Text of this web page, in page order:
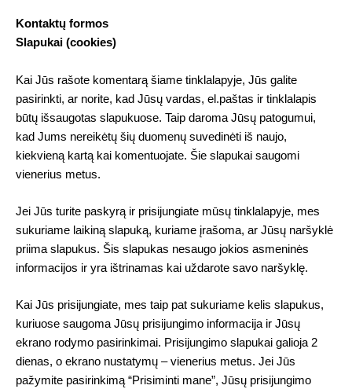
Kontaktų formos
Slapukai (cookies)
Kai Jūs rašote komentarą šiame tinklalapyje, Jūs galite
pasirinkti, ar norite, kad Jūsų vardas, el.paštas ir tinklalapis
būtų išsaugotas slapukuose. Taip daroma Jūsų patogumui,
kad Jums nereikėtų šių duomenų suvedinėti iš naujo,
kiekvieną kartą kai komentuojate. Šie slapukai saugomi
vienerius metus.
Jei Jūs turite paskyrą ir prisijungiate mūsų tinklalapyje, mes
sukuriame laikiną slapuką, kuriame įrašoma, ar Jūsų naršyklė
priima slapukus. Šis slapukas nesaugo jokios asmeninės
informacijos ir yra ištrinamas kai uždarote savo naršyklę.
Kai Jūs prisijungiate, mes taip pat sukuriame kelis slapukus,
kuriuose saugoma Jūsų prisijungimo informacija ir Jūsų
ekrano rodymo pasirinkimai. Prisijungimo slapukai galioja 2
dienas, o ekrano nustatymų – vienerius metus. Jei Jūs
pažymite pasirinkimą “Prisiminti mane”, Jūsų prisijungimo